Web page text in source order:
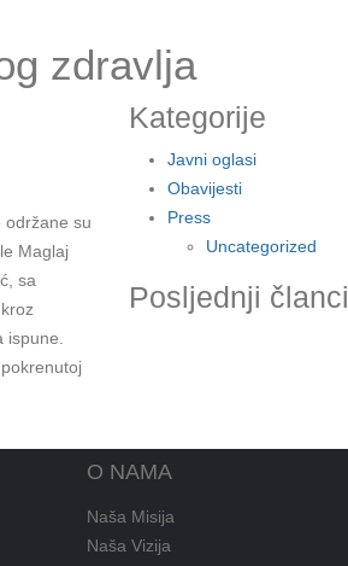
zdravlja
održane su
Maglaj
sa
Kategorije
Javni oglasi
Obavijesti
Press
Uncategorized
Posljednji članci
O NAMA
Naša Misija
Naša Vizija